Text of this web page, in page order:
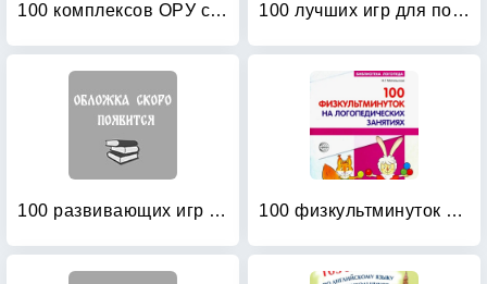
100 комплексов ОРУ с использованием стандартного и нестандартного оборудования 100 лучших игр для подготовки к школе
100 развивающих игр и упражнений от рождения до года 100 физкультминуток на логопедических занятиях